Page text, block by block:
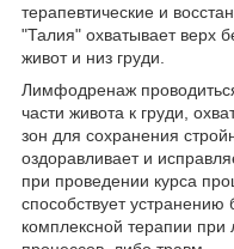
терапевтические и
"Талия" охватывает верх
живот и низ груди.
Лимфодренаж
части живота к груди,
зон для сохранения
оздоравливает и
при проведении курса
способствует устранению
комплексной терапии при